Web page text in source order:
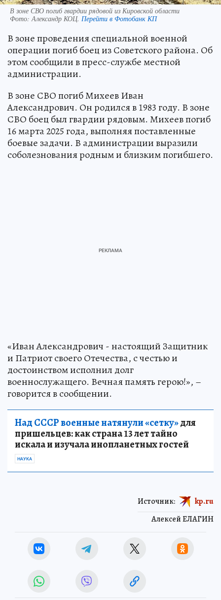
В зоне СВО погиб гвардии рядовой из Кировской области
Фото:Александр КОЦ. Перейти в Фотобанк КП
В зоне проведения специальной военной
операции погиб боец из Советского района. Об
этом сообщили в пресс-службе местной
администрации.
В зоне СВО погиб Михеев Иван
Александрович. Он родился в 1983 году. В зоне
СВО боец был гвардии рядовым. Михеев погиб
16 марта 2025 года, выполняя поставленные
боевые задачи. В администрации выразили
соболезнования родным и близким погибшего.
«Иван Александрович - настоящий Защитник
и Патриот своего Отечества, с честью и
достоинством исполнил долг
военнослужащего. Вечная память герою!», –
говорится в сообщении.
Над СССР военные натянули «сетку»для
пришельцев: как страна 13 лет тайно
искала и изучала инопланетных гостей
НАУКА
Алексей ЕЛАГИН
Источник: kp.ru